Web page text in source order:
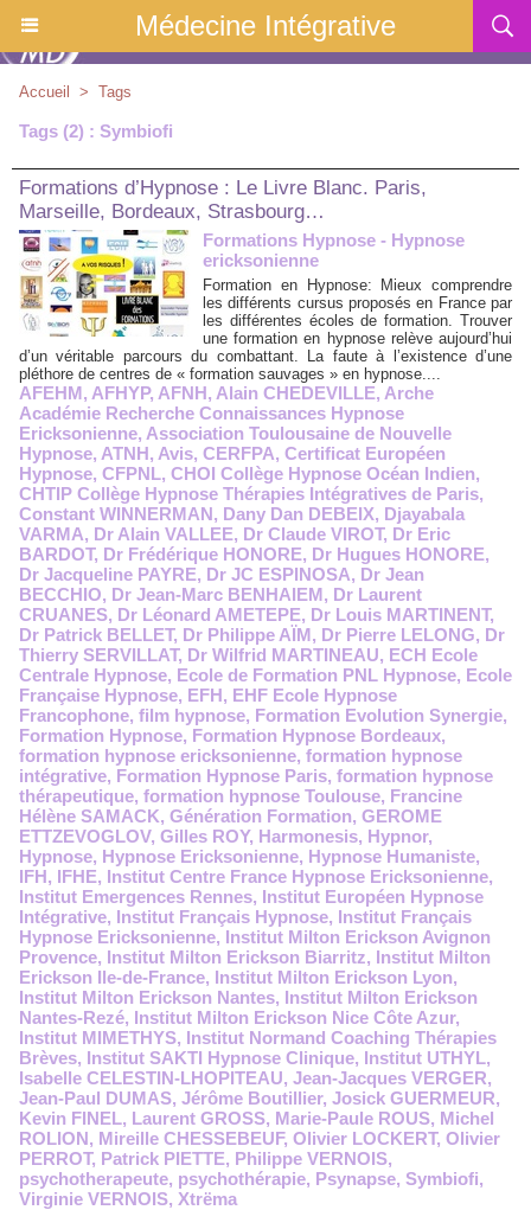
Médecine Intégrative
Accueil > Tags
Tags (2) : Symbiofi
Formations d’Hypnose : Le Livre Blanc. Paris,
Marseille, Bordeaux, Strasbourg…
Formations Hypnose - Hypnose
ericksonienne
Formation en Hypnose: Mieux comprendre
les différents cursus proposés en France par
les différentes écoles de formation. Trouver
une formation en hypnose relève aujourd’hui
d’un véritable parcours du combattant. La faute à l’existence d’une
pléthore de centres de « formation sauvages » en hypnose....
AFEHM, AFHYP, AFNH, Alain CHEDEVILLE, Arche
Académie Recherche Connaissances Hypnose
Ericksonienne, Association Toulousaine de Nouvelle
Hypnose, ATNH, Avis, CERFPA, Certificat Européen
Hypnose, CFPNL, CHOI Collège Hypnose Océan Indien,
CHTIP Collège Hypnose Thérapies Intégratives de Paris,
Constant WINNERMAN, Dany Dan DEBEIX, Djayabala
VARMA, Dr Alain VALLEE, Dr Claude VIROT, Dr Eric
BARDOT, Dr Frédérique HONORE, Dr Hugues HONORE,
Dr Jacqueline PAYRE, Dr JC ESPINOSA, Dr Jean
BECCHIO, Dr Jean-Marc BENHAIEM, Dr Laurent
CRUANES, Dr Léonard AMETEPE, Dr Louis MARTINENT,
Dr Patrick BELLET, Dr Philippe AÏM, Dr Pierre LELONG, Dr
Thierry SERVILLAT, Dr Wilfrid MARTINEAU, ECH Ecole
Centrale Hypnose, Ecole de Formation PNL Hypnose, Ecole
Française Hypnose, EFH, EHF Ecole Hypnose
Francophone, film hypnose, Formation Evolution Synergie,
Formation Hypnose, Formation Hypnose Bordeaux,
formation hypnose ericksonienne, formation hypnose
intégrative, Formation Hypnose Paris, formation hypnose
thérapeutique, formation hypnose Toulouse, Francine
Hélène SAMACK, Génération Formation, GEROME
ETTZEVOGLOV, Gilles ROY, Harmonesis, Hypnor,
Hypnose, Hypnose Ericksonienne, Hypnose Humaniste,
IFH, IFHE, Institut Centre France Hypnose Ericksonienne,
Institut Emergences Rennes, Institut Européen Hypnose
Intégrative, Institut Français Hypnose, Institut Français
Hypnose Ericksonienne, Institut Milton Erickson Avignon
Provence, Institut Milton Erickson Biarritz, Institut Milton
Erickson Ile-de-France, Institut Milton Erickson Lyon,
Institut Milton Erickson Nantes, Institut Milton Erickson
Nantes-Rezé, Institut Milton Erickson Nice Côte Azur,
Institut MIMETHYS, Institut Normand Coaching Thérapies
Brèves, Institut SAKTI Hypnose Clinique, Institut UTHYL,
Isabelle CELESTIN-LHOPITEAU, Jean-Jacques VERGER,
Jean-Paul DUMAS, Jérôme Boutillier, Josick GUERMEUR,
Kevin FINEL, Laurent GROSS, Marie-Paule ROUS, Michel
ROLION, Mireille CHESSEBEUF, Olivier LOCKERT, Olivier
PERROT, Patrick PIETTE, Philippe VERNOIS,
psychotherapeute, psychothérapie, Psynapse, Symbiofi,
Virginie VERNOIS, Xtrëma